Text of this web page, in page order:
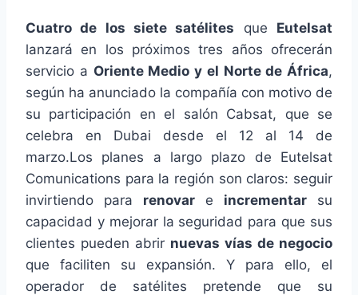
Cuatro de los siete satélites que Eutelsat
lanzará en los próximos tres años ofrecerán
servicio a Oriente Medio y el Norte de África,
según ha anunciado la compañía con motivo de
su participación en el salón Cabsat, que se
celebra en Dubai desde el 12 al 14 de
marzo.Los planes a largo plazo de Eutelsat
Comunications para la región son claros: seguir
invirtiendo para renovar e incrementar su
capacidad y mejorar la seguridad para que sus
clientes pueden abrir nuevas vías de negocio
que faciliten su expansión. Y para ello, el
operador de satélites pretende que su